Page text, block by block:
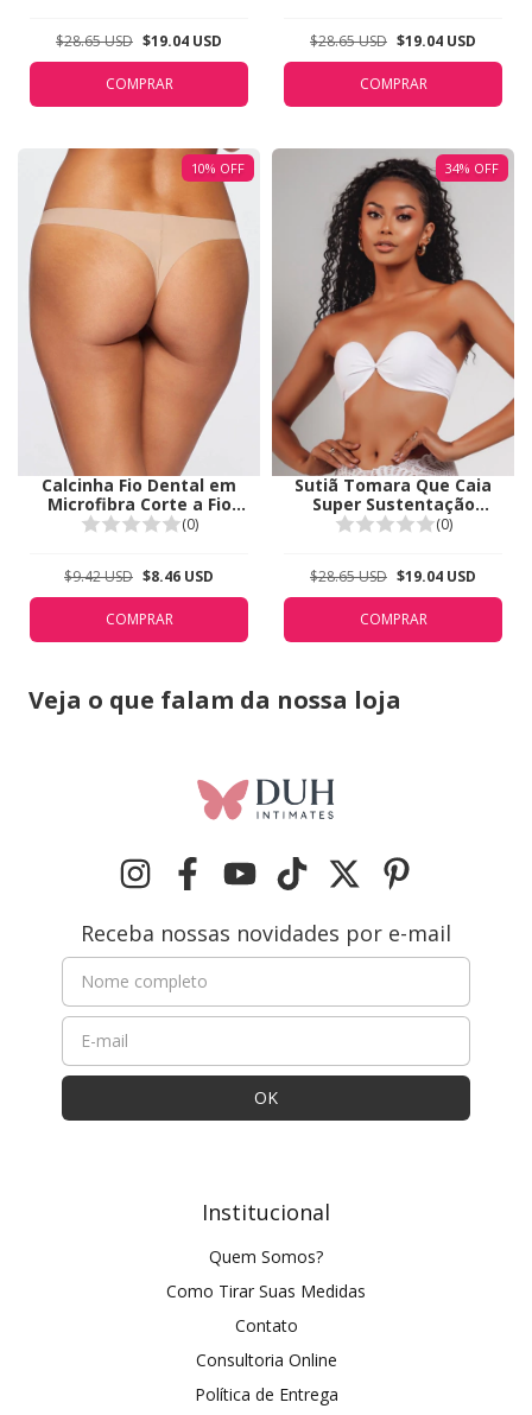
$28.65 USD $19.04 USD
COMPRAR
$28.65 USD $19.04 USD
COMPRAR
10% OFF
Calcinha Fio Dental em
Microfibra Corte a Fio
Valisere Bronze 44213
(0)
$9.42 USD $8.46 USD
COMPRAR
34% OFF
Sutiã Tomara Que Caia
Super Sustentação
Branco 5311(0)
$28.65 USD $19.04 USD
COMPRAR
Veja o que falam da nossa loja
Receba nossas novidades por e-mail
Institucional
Quem Somos?
Como Tirar Suas Medidas
Contato
Consultoria Online
Política de Entrega